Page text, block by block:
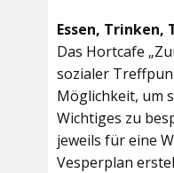
Essen, Trinken,
Das Hortcafe
sozialer
Möglichkeit, um
Wichtiges zu
jeweils für eine
Vesperplan